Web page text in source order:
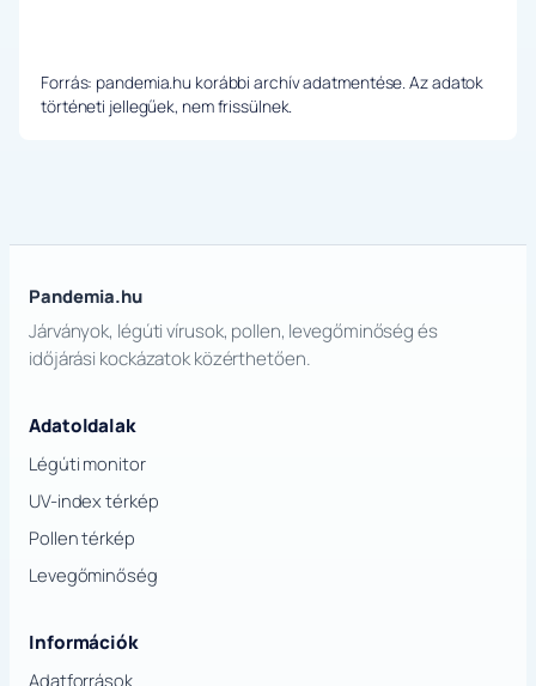
Forrás: pandemia.hu korábbi archív adatmentése. Az adatok
történeti jellegűek, nem frissülnek.
Pandemia.hu
Járványok, légúti vírusok, pollen, levegőminőség és
időjárási kockázatok közérthetően.
Adatoldalak
Légúti monitor
UV-index térkép
Pollen térkép
Levegőminőség
Információk
Adatforrások